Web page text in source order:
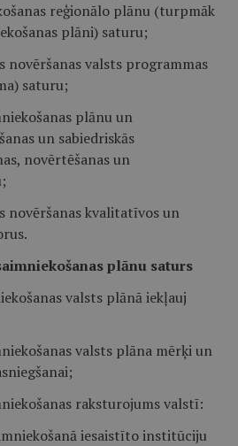
reģionālo plānu (turpmāk
plāni) saturu;
novēršanas valsts programmas
saturu;
plānu un
un sabiedriskās
novērtēšanas un
novēršanas kvalitatīvos un
plānu saturs
valsts plānā iekļauj
valsts plāna mērķi un
raksturojums valstī:
iesaistīto institūciju